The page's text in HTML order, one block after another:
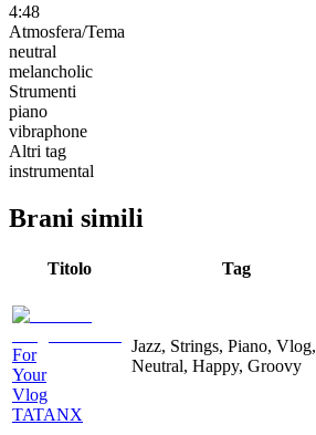
4:48
Atmosfera/Tema
neutral
melancholic
Strumenti
piano
vibraphone
Altri tag
instrumental
Brani simili
Titolo Tag
For
Your
Vlog
TATANX
Jazz, Strings, Piano, Vlog,
Neutral, Happy, Groovy